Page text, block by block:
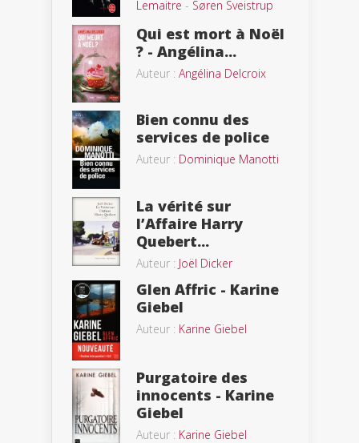
Lemaitre - Søren Sveistrup
Qui est mort à Noël
? - Angélina...
Auteur : Angélina Delcroix
Bien connu des
services de police
Auteur : Dominique Manotti
La vérité sur
l’Affaire Harry
Quebert...
Auteur : Joël Dicker
Glen Affric - Karine
Giebel
Auteur : Karine Giebel
Purgatoire des
innocents - Karine
Giebel
Auteur : Karine Giebel